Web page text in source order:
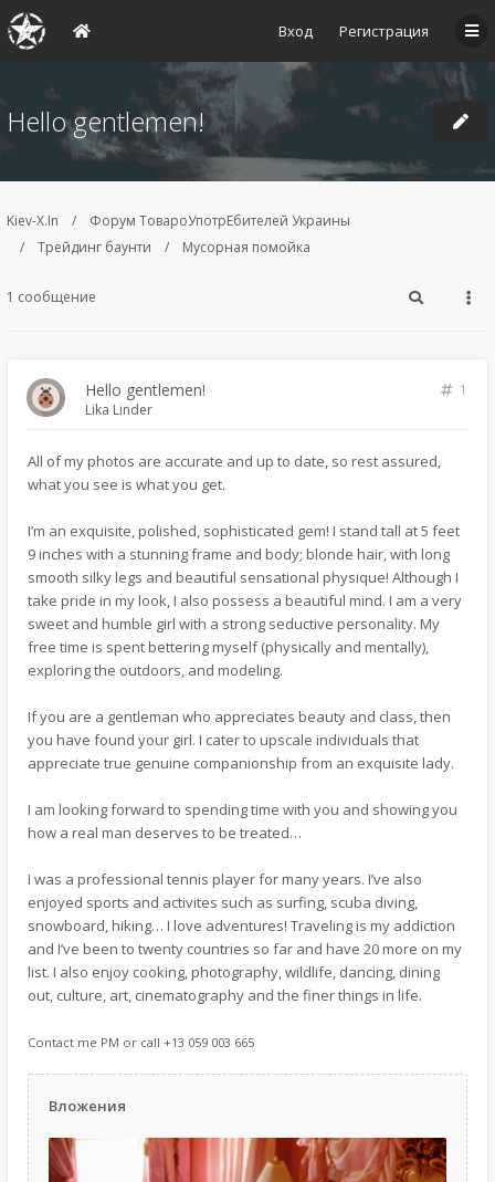
Вход Регистрация
Hello gentlemen!
Kiev-X.In
Форум ТовароУпотрЕбителей Украины
Трейдинг баунти
Мусорная помойка
1 сообщение
Hello gentlemen!
1
Lika Linder
All of my photos are accurate and up to date, so rest assured,
what you see is what you get.
I’m an exquisite, polished, sophisticated gem! I stand tall at 5 feet
9 inches with a stunning frame and body; blonde hair, with long
smooth silky legs and beautiful sensational physique! Although I
take pride in my look, I also possess a beautiful mind. I am a very
sweet and humble girl with a strong seductive personality. My
free time is spent bettering myself (physically and mentally),
exploring the outdoors, and modeling.
If you are a gentleman who appreciates beauty and class, then
you have found your girl. I cater to upscale individuals that
appreciate true genuine companionship from an exquisite lady.
I am looking forward to spending time with you and showing you
how a real man deserves to be treated…
I was a professional tennis player for many years. I’ve also
enjoyed sports and activites such as surfing, scuba diving,
snowboard, hiking… I love adventures! Traveling is my addiction
and I’ve been to twenty countries so far and have 20 more on my
list. I also enjoy cooking, photography, wildlife, dancing, dining
out, culture, art, cinematography and the finer things in life.
Contact me PM or call +13 059 003 665
Вложения